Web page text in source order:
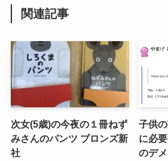
関連記事
次女(5歳)の今夜の１冊ねず
みさんのパンツ ブロンズ新
社
子供
に必
のデ